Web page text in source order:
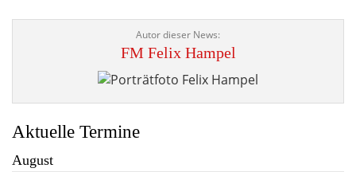
Autor dieser News:
FM Felix Hampel
Portraitbild
Aktuelle Termine
August